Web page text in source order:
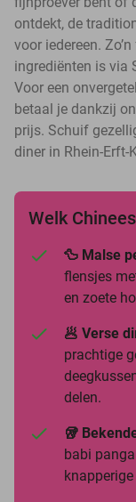
ontdekt, de
voor iedereen.
ingrediënten is via
Voor een
betaal je dankzij
prijs. Schuif
diner in Rhein-Erft-
Welk
🦆 Malse
flensjes
en zoete
🥟 Verse
prachtige
delen.
🥡
babi